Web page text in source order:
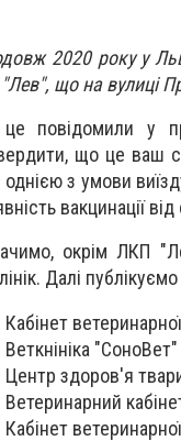
2020 року у
що на вулиці
повідомили у
що це ваш
однією з умови
вакцинації
окрім ЛКП
Далі публікуємо
Кабінет
Веткнініка
Центр здоров'я
Ветеринарний
Кабінет